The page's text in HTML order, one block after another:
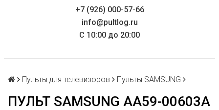
+7 (926) 000-57-66
info@pultlog.ru
С 10:00 до 20:00
Пульты для телевизоров Пульты SAMSUNG
ПУЛЬТ SAMSUNG AA59-00603A